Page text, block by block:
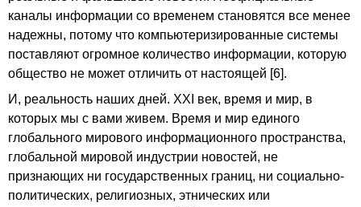
каналы информации со временем становятся все менее
надежны, потому что компьютеризированные системы
поставляют огромное количество информации, которую
общество не может отличить от настоящей [6].
И, реальность наших дней. ХХI век, время и мир, в
которых мы с вами живем. Время и мир единого
глобального мирового информационного пространства,
глобальной мировой индустрии новостей, не
признающих ни государственных границ, ни социально-
политических, религиозных, этнических или